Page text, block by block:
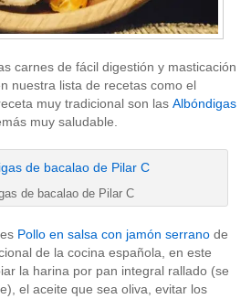
carnes de fácil digestión y masticación
nuestra lista de recetas como el
muy tradicional son las Albóndigas
muy saludable.
de bacalao de Pilar C
Pollo en salsa con jamón serrano de
de la cocina española, en este
la harina por pan integral rallado (se
el aceite que sea oliva, evitar los